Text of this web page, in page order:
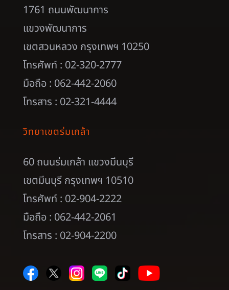
1761 ถนนพัฒนาการ
แขวงพัฒนาการ
เขตสวนหลวง กรุงเทพฯ 10250
โทรศัพท์ : 02-320-2777
มือถือ : 062-442-2060
โทรสาร : 02-321-4444
วิทยาเขตร่มเกล้า
60 ถนนร่มเกล้า แขวงมีนบุรี
เขตมีนบุรี กรุงเทพฯ 10510
โทรศัพท์ : 02-904-2222
มือถือ : 062-442-2061
โทรสาร : 02-904-2200